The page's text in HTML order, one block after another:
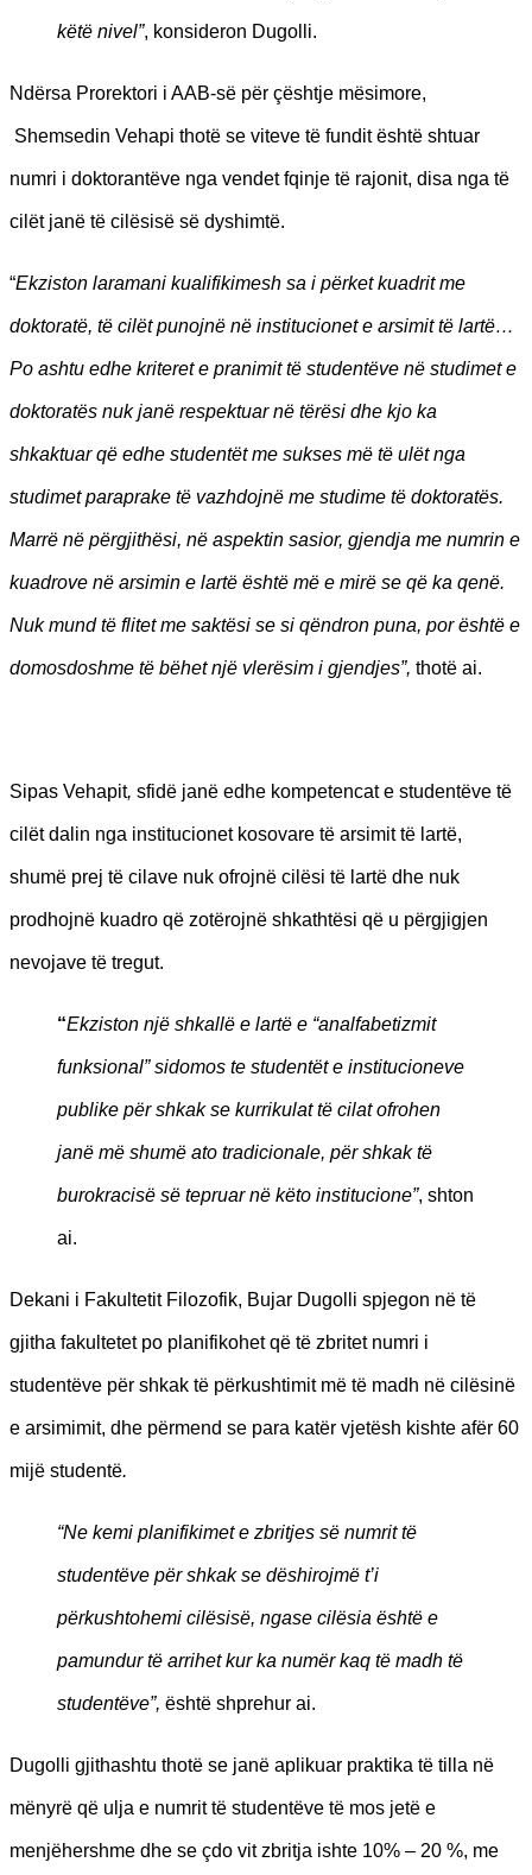
këtë nivel”, konsideron Dugolli.
Ndërsa Prorektori i AAB-së për çështje mësimore,
Shemsedin Vehapi thotë se viteve të fundit është shtuar
numri i doktorantëve nga vendet fqinje të rajonit, disa nga të
cilët janë të cilësisë së dyshimtë.
“Ekziston laramani kualifikimesh sa i përket kuadrit me
doktoratë, të cilët punojnë në institucionet e arsimit të lartë…
Po ashtu edhe kriteret e pranimit të studentëve në studimet e
doktoratës nuk janë respektuar në tërësi dhe kjo ka
shkaktuar që edhe studentët me sukses më të ulët nga
studimet paraprake të vazhdojnë me studime të doktoratës.
Marrë në përgjithësi, në aspektin sasior, gjendja me numrin e
kuadrove në arsimin e lartë është më e mirë se që ka qenë.
Nuk mund të flitet me saktësi se si qëndron puna, por është e
domosdoshme të bëhet një vlerësim i gjendjes”, thotë ai.
Sipas Vehapit, sfidë janë edhe kompetencat e studentëve të
cilët dalin nga institucionet kosovare të arsimit të lartë,
shumë prej të cilave nuk ofrojnë cilësi të lartë dhe nuk
prodhojnë kuadro që zotërojnë shkathtësi që u përgjigjen
nevojave të tregut.
“Ekziston një shkallë e lartë e “analfabetizmit
funksional” sidomos te studentët e institucioneve
publike për shkak se kurrikulat të cilat ofrohen
janë më shumë ato tradicionale, për shkak të
burokracisë së tepruar në këto institucione”, shton
ai.
Dekani i Fakultetit Filozofik, Bujar Dugolli spjegon në të
gjitha fakultetet po planifikohet që të zbritet numri i
studentëve për shkak të përkushtimit më të madh në cilësinë
e arsimimit, dhe përmend se para katër vjetësh kishte afër 60
mijë studentë.
“Ne kemi planifikimet e zbritjes së numrit të
studentëve për shkak se dëshirojmë t’i
përkushtohemi cilësisë, ngase cilësia është e
pamundur të arrihet kur ka numër kaq të madh të
studentëve”, është shprehur ai.
Dugolli gjithashtu thotë se janë aplikuar praktika të tilla në
mënyrë që ulja e numrit të studentëve të mos jetë e
menjëhershme dhe se çdo vit zbritja ishte 10% – 20 %, me